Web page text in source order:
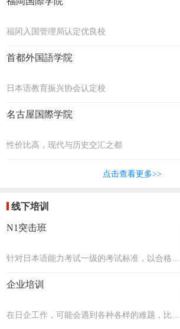
福冈入国管理局认定优良校
首都外国語学院
日本语教育振兴协会认定校
名古屋国際学院
性价比高，现代与历史交汇之都
点击查看更多>>
线下培训
N1突击班
针对日本语能力考试一级的考试标准，以合格考
核为目标，共设置20个课时~40个课时，每个课
定。
企业培训
在日企工作，可能会遇到各种各样的难题，比如